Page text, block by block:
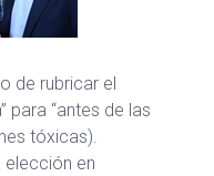
de rubricar el
para “antes de las
tóxicas).
en